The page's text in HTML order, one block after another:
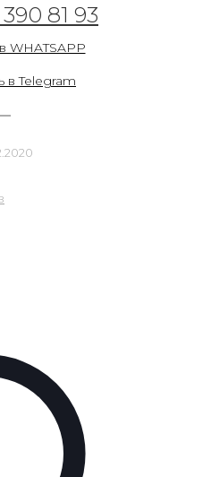
81 93
WHATSAPP
в Telegram